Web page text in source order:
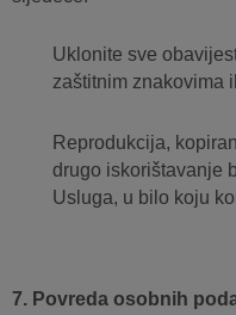
Uklonite sve
zaštitnim znakovima
Reprodukcija,
drugo iskorištavanje
Usluga, u bilo koju
7. Povreda osobnih